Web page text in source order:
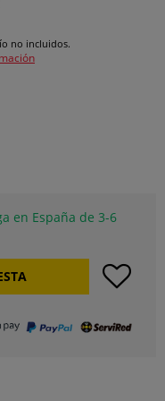
no incluidos.
en España de 3-6